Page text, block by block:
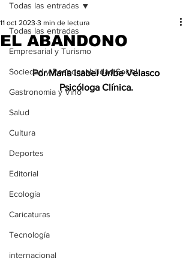
Todas las entradas
Empresarial y Turismo
Sociedad y Responsabilidad Social
Gastronomia y Vino
Salud
Cultura
Deportes
Editorial
Ecología
Caricaturas
Tecnología
internacional
Todas las entradas
EL ABANDONO
11 oct 2023 3 min de lectura
Por María Isabel Uribe Velasco
Psicóloga Clínica.